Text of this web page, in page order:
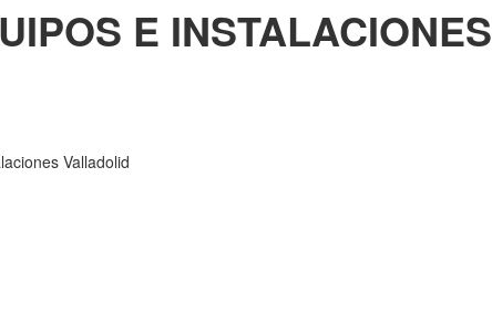
E INSTALACIONES
Valladolid